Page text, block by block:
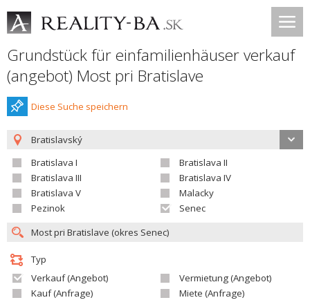
Grundstück für einfamilienhäuser verkauf
(angebot) Most pri Bratislave
Diese Suche speichern
Bratislavský
Bratislava I
Bratislava II
Bratislava III
Bratislava IV
Bratislava V
Malacky
Pezinok
Senec
Typ
Verkauf (Angebot)
Vermietung (Angebot)
Kauf (Anfrage)
Miete (Anfrage)